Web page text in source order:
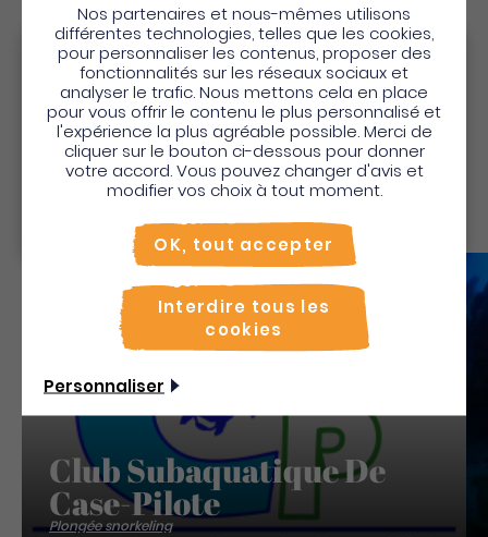
Découvrez
Aussi
Club Subaquatique De
Case-Pilote
Plongée snorkeling
Bienvenue en Martinique
Pour profiter de votre séjour et trouver des
activités en quelques clics, activez le mode “sur
place”.
Utiliser le mode surplace
Nos partenaires et nous-mêmes utilisons
différentes technologies, telles que les cookies,
pour personnaliser les contenus, proposer des
fonctionnalités sur les réseaux sociaux et
analyser le trafic. Nous mettons cela en place
pour vous offrir le contenu le plus personnalisé et
l'expérience la plus agréable possible. Merci de
cliquer sur le bouton ci-dessous pour donner
votre accord. Vous pouvez changer d'avis et
modifier vos choix à tout moment.
OK, tout accepter
Interdire tous les
cookies
Personnaliser